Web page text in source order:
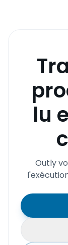
lu
Outly